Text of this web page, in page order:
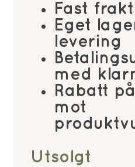
Fast
Eget
levering
med
Rabatt
mot
Utsolgt